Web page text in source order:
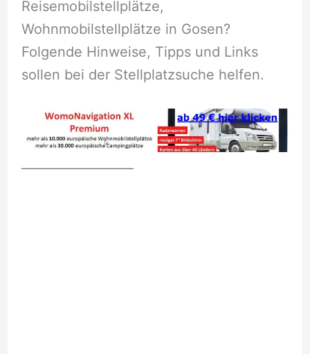
Reisemobilstellplätze,
Wohnmobilstellplätze in Gosen?
Folgende Hinweise, Tipps und Links
sollen bei der Stellplatzsuche helfen.